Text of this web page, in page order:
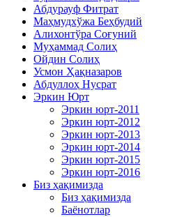
Абдурауф Фитрат
Маҳмудхўжа Беҳбудий
Алихонтўра Соғуний
Муҳаммад Солиҳ
Ойдин Солиҳ
Усмон Ҳақназаров
Абдуллоҳ Нусрат
Эркин Юрт
Эркин юрт-2011
Эркин юрт-2012
Эркин юрт-2013
Эркин юрт-2014
Эркин юрт-2015
Эркин юрт-2016
Биз ҳақимизда
Биз ҳақимизда
Баёнотлар